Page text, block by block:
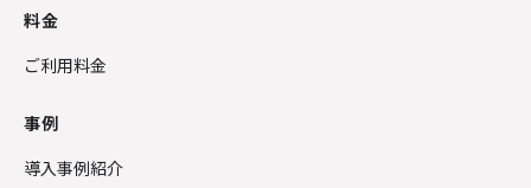
料金
ご利用料金
事例
導入事例紹介